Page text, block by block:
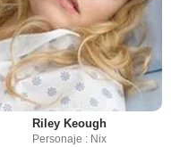
Riley Keough
Personaje : Nix